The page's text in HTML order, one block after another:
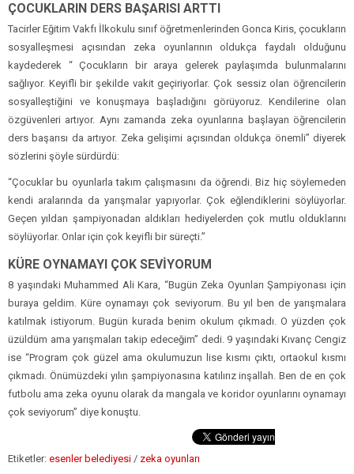
ÇOCUKLARIN DERS BAŞARISI ARTTI
Tacirler Eğitim Vakfı İlkokulu sınıf öğretmenlerinden Gonca Kiris, çocukların
sosyalleşmesi açısından zeka oyunlarının oldukça faydalı olduğunu
kaydederek “ Çocukların bir araya gelerek paylaşımda bulunmalarını
sağlıyor. Keyifli bir şekilde vakit geçiriyorlar. Çok sessiz olan öğrencilerin
sosyalleştiğini ve konuşmaya başladığını görüyoruz. Kendilerine olan
özgüvenleri artıyor. Aynı zamanda zeka oyunlarına başlayan öğrencilerin
ders başarısı da artıyor. Zeka gelişimi açısından oldukça önemli” diyerek
sözlerini şöyle sürdürdü:
“Çocuklar bu oyunlarla takım çalışmasını da öğrendi. Biz hiç söylemeden
kendi aralarında da yarışmalar yapıyorlar. Çok eğlendiklerini söylüyorlar.
Geçen yıldan şampiyonadan aldıkları hediyelerden çok mutlu olduklarını
söylüyorlar. Onlar için çok keyifli bir süreçti.”
KÜRE OYNAMAYI ÇOK SEVİYORUM
8 yaşındaki Muhammed Ali Kara, “Bugün Zeka Oyunları Şampiyonası için
buraya geldim. Küre oynamayı çok seviyorum. Bu yıl ben de yarışmalara
katılmak istiyorum. Bugün kurada benim okulum çıkmadı. O yüzden çok
üzüldüm ama yarışmaları takip edeceğim” dedi. 9 yaşındaki Kıvanç Cengiz
ise “Program çok güzel ama okulumuzun lise kısmı çıktı, ortaokul kısmı
çıkmadı. Önümüzdeki yılın şampiyonasına katılırız inşallah. Ben de en çok
futbolu ama zeka oyunu olarak da mangala ve koridor oyunlarını oynamayı
çok seviyorum” diye konuştu.
Etiketler: esenler belediyesi / zeka oyunları